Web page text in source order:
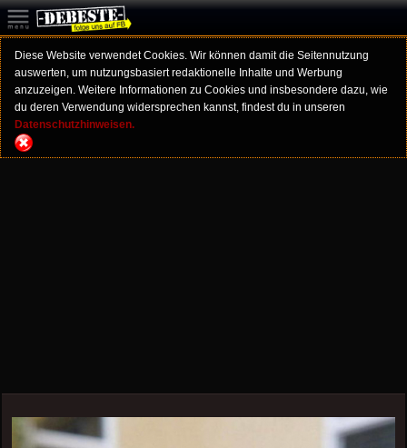
Diese Website verwendet Cookies. Wir können damit die Seitennutzung
auswerten, um nutzungsbasiert redaktionelle Inhalte und Werbung
anzuzeigen. Weitere Informationen zu Cookies und insbesondere dazu, wie
du deren Verwendung widersprechen kannst, findest du in unseren
Datenschutzhinweisen.